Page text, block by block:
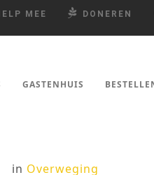
MEE DONEREN
GASTENHUIS
in Overweging